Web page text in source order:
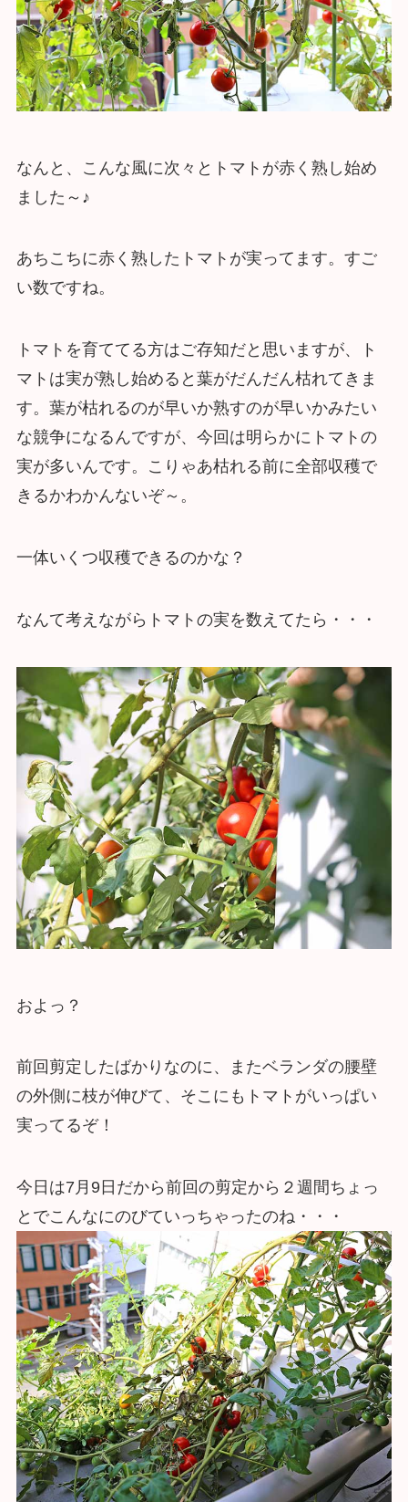
なんと、こんな風に次々とトマトが赤く熟し始め
ました～♪
あちこちに赤く熟したトマトが実ってます。すご
い数ですね。
トマトを育ててる方はご存知だと思いますが、ト
マトは実が熟し始めると葉がだんだん枯れてきま
す。葉が枯れるのが早いか熟すのが早いかみたい
な競争になるんですが、今回は明らかにトマトの
実が多いんです。こりゃあ枯れる前に全部収穫で
きるかわかんないぞ～。
一体いくつ収穫できるのかな？
なんて考えながらトマトの実を数えてたら・・・
およっ？
前回剪定したばかりなのに、またベランダの腰壁
の外側に枝が伸びて、そこにもトマトがいっぱい
実ってるぞ！
今日は7月9日だから前回の剪定から２週間ちょっ
とでこんなにのびていっちゃったのね・・・